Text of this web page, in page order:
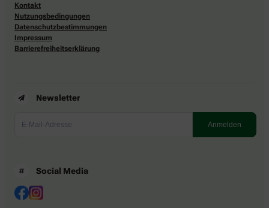
Kontakt
Nutzungsbedingungen
Datenschutzbestimmungen
Impressum
Barrierefreiheitserklärung
Newsletter
Social Media